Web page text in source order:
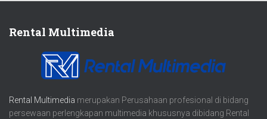
Rental Multimedia
Rental Multimedia merupakan Perusahaan profesional di bidang
persewaan perlengkapan multimedia khususnya dibidang Rental